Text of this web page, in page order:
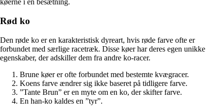
køerne i en besætning.
Rød ko
Den røde ko er en karakteristisk dyreart, hvis røde farve ofte er
forbundet med særlige racetræk. Disse køer har deres egen unikke
egenskaber, der adskiller dem fra andre ko-racer.
Brune køer er ofte forbundet med bestemte kvægracer.
Koens farve ændrer sig ikke baseret på tidligere farve.
”Tante Brun” er en myte om en ko, der skifter farve.
En han-ko kaldes en ”tyr”.